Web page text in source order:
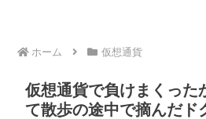
ホーム 仮想通貨
仮想通貨で負けまくった
て散歩の途中で摘んだド